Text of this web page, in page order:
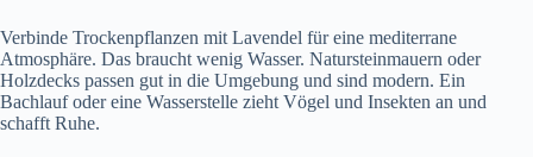
Verbinde Trockenpflanzen mit Lavendel für eine mediterrane
Atmosphäre. Das braucht wenig Wasser. Natursteinmauern oder
Holzdecks passen gut in die Umgebung und sind modern. Ein
Bachlauf oder eine Wasserstelle zieht Vögel und Insekten an und
schafft Ruhe.